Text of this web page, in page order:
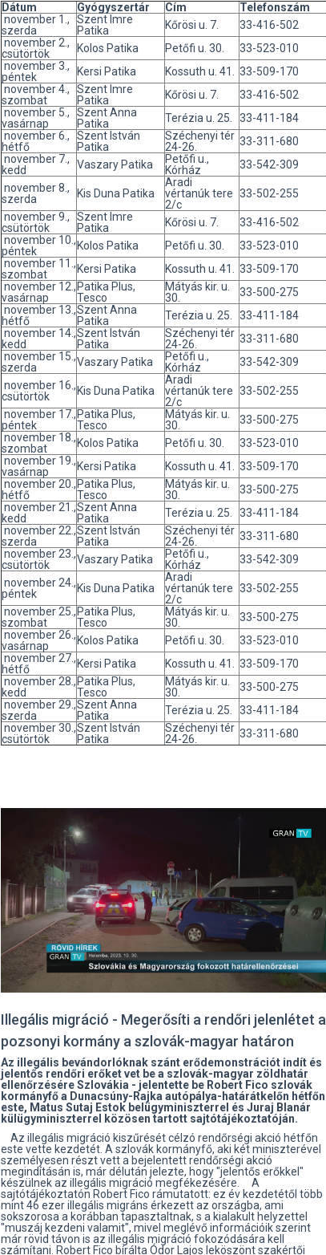
Dátum Gyógyszertár Cím
Telefonszám
november 1.,
szerda
Szent Imre
Patika
Kőrösi u. 7.
33-416-502
november 2.,
csütörtök
Kolos Patika Petőfi u. 30.
33-523-010
november 3.,
péntek
Kersi Patika Kossuth u. 41.
33-509-170
november 4.,
szombat
Szent Imre
Patika
Kőrösi u. 7.
33-416-502
november 5.,
vasárnap
Szent Anna
Patika
Terézia u. 25.
33-411-184
november 6.,
hétfő
Szent István
Patika
Széchenyi tér
24-26.
33-311-680
november 7.,
kedd
Vaszary Patika
Petőfi u.,
Kórház
33-542-309
november 8.,
szerda
Kis Duna Patika
Aradi
vértanúk tere
2/c
33-502-255
november 9.,
csütörtök
Szent Imre
Patika
Kőrösi u. 7.
33-416-502
november 10.,
péntek
Kolos Patika Petőfi u. 30.
33-523-010
november 11.,
szombat
Kersi Patika Kossuth u. 41.
33-509-170
november 12.,
vasárnap
Patika Plus,
Tesco
Mátyás kir. u.
30.
33-500-275
november 13.,
hétfő
Szent Anna
Patika
Terézia u. 25.
33-411-184
november 14.,
kedd
Szent István
Patika
Széchenyi tér
24-26.
33-311-680
november 15.,
szerda
Vaszary Patika
Petőfi u.,
Kórház
33-542-309
november 16.,
csütörtök
Kis Duna Patika
Aradi
vértanúk tere
2/c
33-502-255
november 17.,
péntek
Patika Plus,
Tesco
Mátyás kir. u.
30.
33-500-275
november 18.,
szombat
Kolos Patika Petőfi u. 30.
33-523-010
november 19.,
vasárnap
Kersi Patika Kossuth u. 41.
33-509-170
november 20.,
hétfő
Patika Plus,
Tesco
Mátyás kir. u.
30.
33-500-275
november 21.,
kedd
Szent Anna
Patika
Terézia u. 25.
33-411-184
november 22.,
szerda
Szent István
Patika
Széchenyi tér
24-26.
33-311-680
november 23.,
csütörtök
Vaszary Patika
Petőfi u.,
Kórház
33-542-309
november 24.,
péntek
Kis Duna Patika
Aradi
vértanúk tere
2/c
33-502-255
november 25.,
szombat
Patika Plus,
Tesco
Mátyás kir. u.
30.
33-500-275
november 26.,
vasárnap
Kolos Patika Petőfi u. 30.
33-523-010
november 27.,
hétfő
Kersi Patika Kossuth u. 41.
33-509-170
november 28.,
kedd
Patika Plus,
Tesco
Mátyás kir. u.
30.
33-500-275
november 29.,
szerda
Szent Anna
Patika
Terézia u. 25.
33-411-184
november 30.,
csütörtök
Szent István
Patika
Széchenyi tér
24-26.
33-311-680
Illegális migráció - Megerősíti a rendőri jelenlétet a
pozsonyi kormány a szlovák-magyar határon
Az illegális bevándorlóknak szánt erődemonstrációt indít és
jelentős rendőri erőket vet be a szlovák-magyar zöldhatár
ellenőrzésére Szlovákia - jelentette be Robert Fico szlovák
kormányfő a Dunacsúny-Rajka autópálya-határátkelőn hétfőn
este, Matus Sutaj Estok belügyminiszterrel és Juraj Blanár
külügyminiszterrel közösen tartott sajtótájékoztatóján.
Az illegális migráció kiszűrését célzó rendőrségi akció hétfőn
este vette kezdetét. A szlovák kormányfő, aki két miniszterével
személyesen részt vett a bejelentett rendőrségi akció
megindításán is, már délután jelezte, hogy "jelentős erőkkel"
készülnek az illegális migráció megfékezésére. A
sajtótájékoztatón Robert Fico rámutatott: ez év kezdetétől több
mint 46 ezer illegális migráns érkezett az országba, ami
sokszorosa a korábban tapasztaltnak, s a kialakult helyzettel
"muszáj kezdeni valamit", mivel meglévő információik szerint
már rövid távon is az illegális migráció fokozódására kell
számítani. Robert Fico bírálta Ódor Lajos leköszönt szakértői